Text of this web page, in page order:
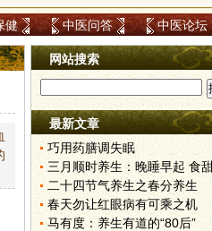
健 中医问答 中医论坛
网站搜索
最新文章
巧用药膳调失眠
二十四节气养生之春分养生
春天勿让红眼病有可乘之机
马有度：养生有道的“80后”